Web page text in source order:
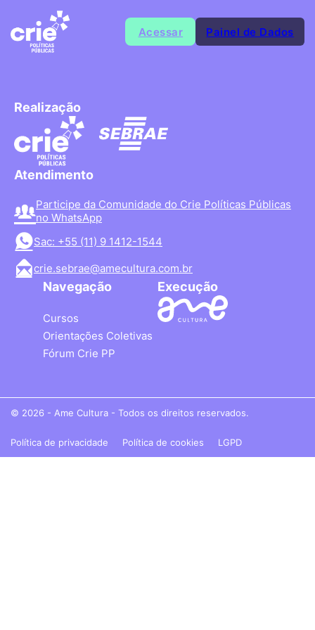
Acessar Painel de Dados
Realização
Atendimento
Participe da Comunidade do Crie Políticas Públicas
no WhatsApp
Sac: +55 (11) 9 1412-1544
crie.sebrae@amecultura.com.br
Navegação
Cursos
Orientações Coletivas
Fórum Crie PP
Execução
© 2026 - Ame Cultura - Todos os direitos reservados.
Política de privacidade Política de cookies LGPD